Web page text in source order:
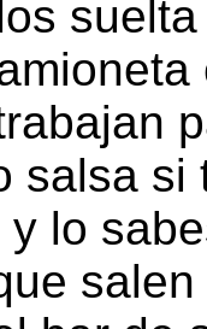
salsa
lo